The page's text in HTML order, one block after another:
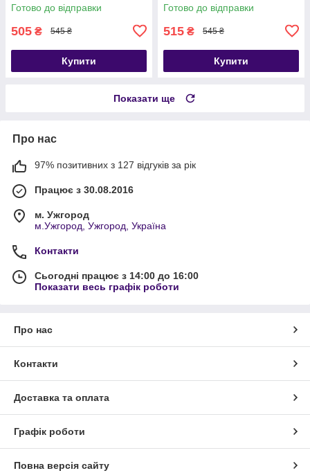
Готово до відправки
505 ₴ 545 ₴
Купити
Готово до відправки
515 ₴ 545 ₴
Купити
Показати ще
Про нас
97% позитивних з 127 відгуків за рік
Працює з 30.08.2016
м. Ужгород
м.Ужгород, Ужгород, Україна
Контакти
Сьогодні працює з 14:00 до 16:00
Показати весь графік роботи
Про нас
Контакти
Доставка та оплата
Графік роботи
Повна версія сайту